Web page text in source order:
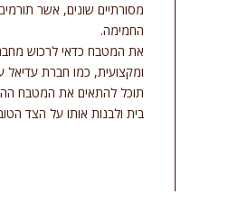
מסורתיים שונים, אשר
החמימה.
את המטבח כדאי לרכוש
ומקצועית, כמו חברת עדיאל
תוכל להתאים את המטבח
בית ולבנות אותו על הצד